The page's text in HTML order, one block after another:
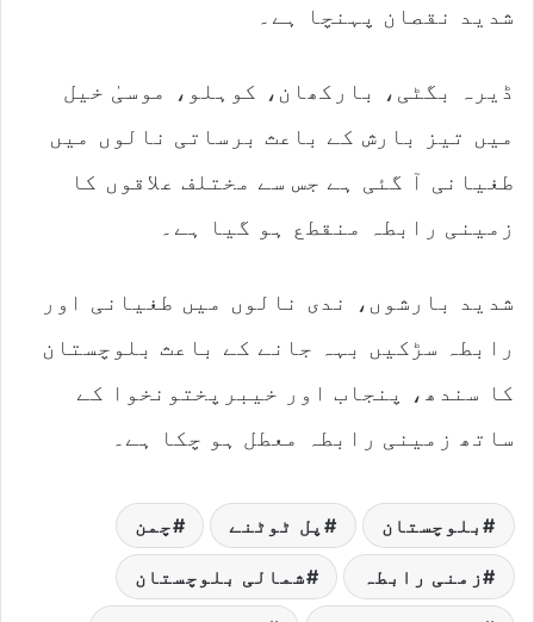
شدید نقصان پہنچا ہے۔
ڈیرہ بگٹی، بارکھان، کوہلو، موسیٰ خیل
میں تیز بارش کے باعث برساتی نالوں میں
طغیانی آ گئی ہے جس سے مختلف علاقوں کا
زمینی رابطہ منقطع ہو گیا ہے۔
شدید بارشوں، ندی نالوں میں طغیانی اور
رابطہ سڑکیں بہہ جانے کے باعث بلوچستان
کا سندھ، پنجاب اور خیبرپختونخوا کے
ساتھ زمینی رابطہ معطل ہو چکا ہے۔
بلوچستان پل ٹوٹنے چمن
زمنی رابطہ شمالی بلوچستان